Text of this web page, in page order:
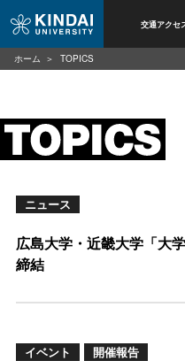
交通アクセ
ニュース
広島大学・近畿大学「大
締結
イベント 開催報告
ホーム TOPICS